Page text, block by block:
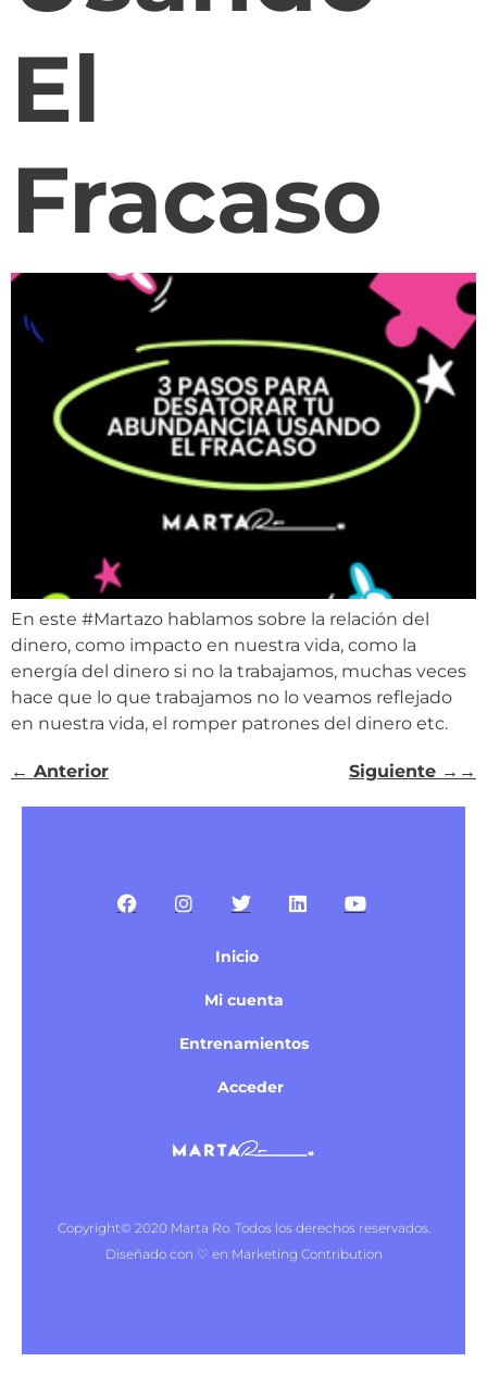
El
Fracaso
En este #Martazo hablamos sobre la relación del
dinero, como impacto en nuestra vida, como la
energía del dinero si no la trabajamos, muchas veces
hace que lo que trabajamos no lo veamos reflejado
en nuestra vida, el romper patrones del dinero etc.
← Anterior Siguiente →
Inicio
Mi cuenta
Entrenamientos
Acceder
Copyright© 2020 Marta Ro. Todos los derechos reservados.
Diseñado con ♡ en Marketing Contribution